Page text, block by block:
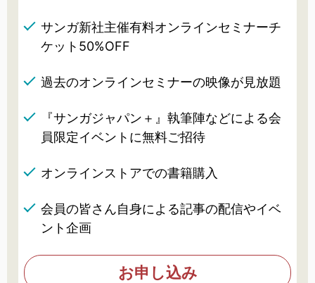
サンガ新社主催有料オンラインセミナーチ
ケット50%OFF
過去のオンラインセミナーの映像が見放題
『サンガジャパン＋』執筆陣などによる会
員限定イベントに無料ご招待
オンラインストアでの書籍購入
会員の皆さん自身による記事の配信やイベ
ント企画
お申し込み